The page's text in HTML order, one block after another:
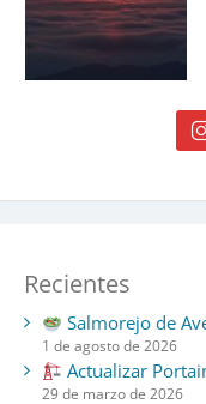
Recientes
Salmorejo de
1 de agosto de 2026
Actualizar
29 de marzo de 2026